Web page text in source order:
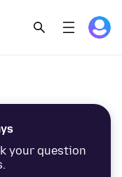
your question